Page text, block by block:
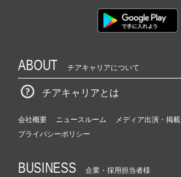
ABOUT チアキャリアについて
チアキャリアとは
会社概要 ニュースルーム
メディア出演・掲載
プライバシーポリシー
BUSINESS 企業・採用担当者様